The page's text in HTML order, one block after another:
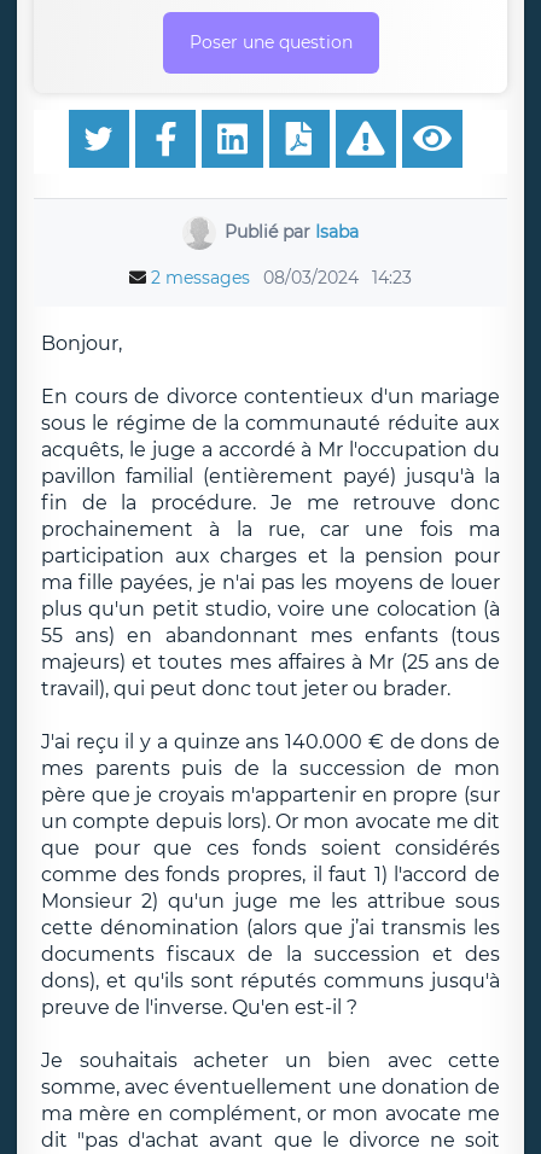
Poser une question
Publié par Isaba
2 messages 08/03/2024 14:23
Bonjour,
En cours de divorce contentieux d'un mariage
sous le régime de la communauté réduite aux
acquêts, le juge a accordé à Mr l'occupation du
pavillon familial (entièrement payé) jusqu'à la
fin de la procédure. Je me retrouve donc
prochainement à la rue, car une fois ma
participation aux charges et la pension pour
ma fille payées, je n'ai pas les moyens de louer
plus qu'un petit studio, voire une colocation (à
55 ans) en abandonnant mes enfants (tous
majeurs) et toutes mes affaires à Mr (25 ans de
travail), qui peut donc tout jeter ou brader.
J'ai reçu il y a quinze ans 140.000 € de dons de
mes parents puis de la succession de mon
père que je croyais m'appartenir en propre (sur
un compte depuis lors). Or mon avocate me dit
que pour que ces fonds soient considérés
comme des fonds propres, il faut 1) l'accord de
Monsieur 2) qu'un juge me les attribue sous
cette dénomination (alors que j’ai transmis les
documents fiscaux de la succession et des
dons), et qu'ils sont réputés communs jusqu'à
preuve de l'inverse. Qu'en est-il ?
Je souhaitais acheter un bien avec cette
somme, avec éventuellement une donation de
ma mère en complément, or mon avocate me
dit "pas d'achat avant que le divorce ne soit